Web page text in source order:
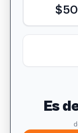
$50
Es